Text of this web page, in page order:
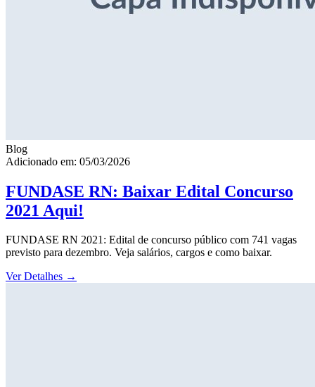
Blog
Adicionado em: 05/03/2026
FUNDASE RN: Baixar Edital Concurso
2021 Aqui!
FUNDASE RN 2021: Edital de concurso público com 741 vagas
previsto para dezembro. Veja salários, cargos e como baixar.
Ver Detalhes →